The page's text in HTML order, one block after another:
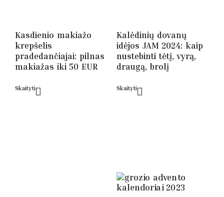
Kasdienio makiažo
krepšelis
pradedančiajai: pilnas
makiažas iki 50 EUR
Skaityti
Kalėdinių dovanų
idėjos JAM 2024: kaip
nustebinti tėtį, vyrą,
draugą, brolį
Skaityti